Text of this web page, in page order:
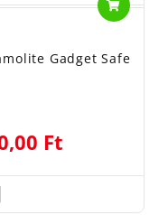
Gadget Safe
Ft